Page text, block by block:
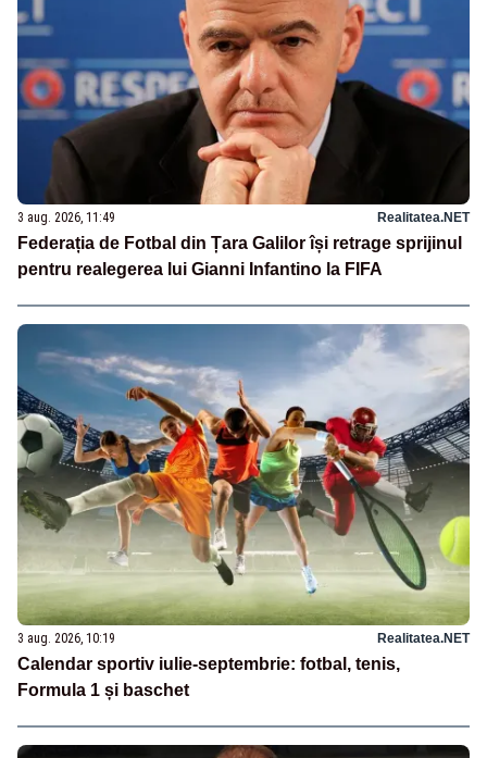
3 aug. 2026, 11:49 Realitatea.NET
Federația de Fotbal din Țara Galilor își retrage sprijinul
pentru realegerea lui Gianni Infantino la FIFA
3 aug. 2026, 10:19 Realitatea.NET
Calendar sportiv iulie-septembrie: fotbal, tenis,
Formula 1 și baschet